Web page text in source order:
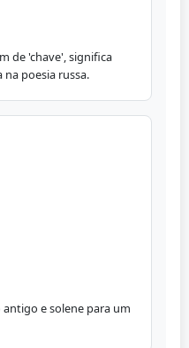
de 'chave', significa
poesia russa.
e solene para um